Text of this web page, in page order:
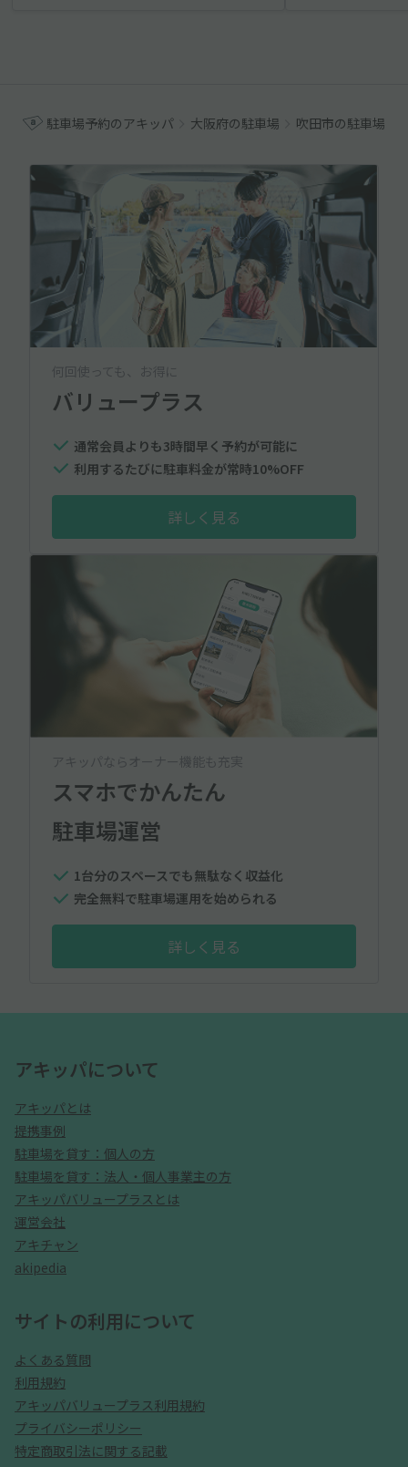
駐車場予約のアキッパ 大阪府の駐車場 吹田市の駐車場
何回使っても、お得に
バリュープラス
通常会員よりも3時間早く予約が可能に
利用するたびに駐車料金が常時10%OFF
詳しく見る
アキッパならオーナー機能も充実
スマホでかんたん
駐車場運営
1台分のスペースでも無駄なく収益化
完全無料で駐車場運用を始められる
詳しく見る
アキッパについて
アキッパとは
提携事例
駐車場を貸す：個人の方
駐車場を貸す：法人・個人事業主の方
アキッパバリュープラスとは
運営会社
アキチャン
akipedia
サイトの利用について
よくある質問
利用規約
アキッパバリュープラス利用規約
プライバシーポリシー
特定商取引法に関する記載